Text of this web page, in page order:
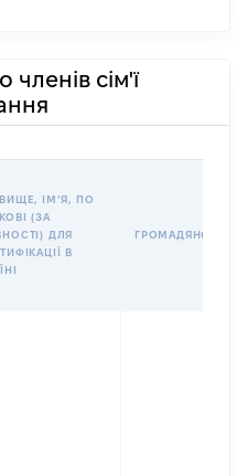
членів сім'ї
ІМʼЯ, ПО
(ЗА
ДЛЯ
В
ГРОМАДЯНСТВО